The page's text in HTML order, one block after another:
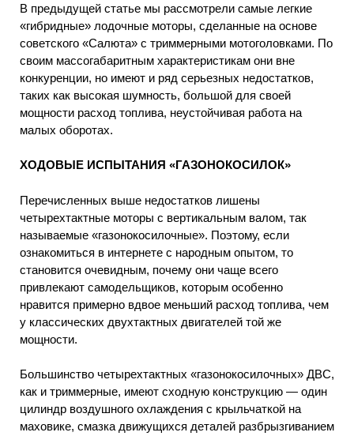
В предыдущей статье мы рассмотрели самые легкие
«гибридные» лодочные моторы, сделанные на основе
советского «Салюта» с триммерными мотоголовками. По
своим массогабаритным характеристикам они вне
конкуренции, но имеют и ряд серьезных недостатков,
таких как высокая шумность, большой для своей
мощности расход топлива, неустойчивая работа на
малых оборотах.
ХОДОВЫЕ ИСПЫТАНИЯ «ГАЗОНОКОСИЛОК»
Перечисленных выше недостатков лишены
четырехтактные моторы с вертикальным валом, так
называемые «газонокосилочные». Поэтому, если
ознакомиться в интернете с народным опытом, то
становится очевидным, почему они чаще всего
привлекают самодельщиков, которым особенно
нравится примерно вдвое меньший расход топлива, чем
у классических двухтактных двигателей той же
мощности.
Большинство четырехтактных «газонокосилочных» ДВС,
как и триммерные, имеют сходную конструкцию — один
цилиндр воздушного охлаждения с крыльчаткой на
маховике, смазка движущихся деталей разбрызгиванием